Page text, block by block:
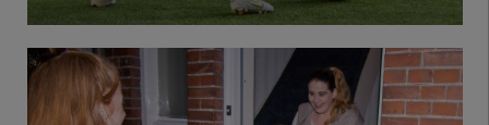
VOLHER
HERTEL
Natuurgras